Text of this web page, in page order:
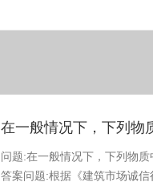
在一般情况下，下列物
问题:在一般情况下，下列物
答案问题:根据《建筑市场诚